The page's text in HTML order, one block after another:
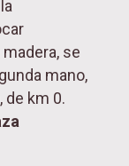
se
mano,
de km 0.